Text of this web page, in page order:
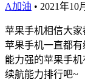
A加油 • 2021年10
苹果手机相信大家
苹果手机一直都
能力强的苹果手
续航能力排行吧~